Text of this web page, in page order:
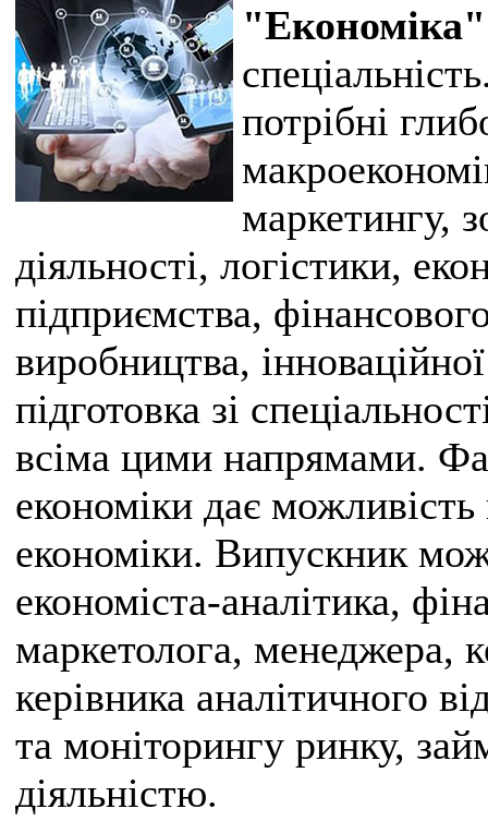
"Економіка"
потрібні
маркетингу,
діяльності, логістики,
підприємства,
виробництва,
підготовка зі
всіма цими напрямами.
економіки дає
економіки. Випускник
економіста-аналітика,
маркетолога, менеджера,
керівника аналітичного
та моніторингу ринку,
діяльністю.